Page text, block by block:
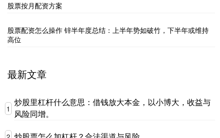
股票按月配资方案
股票配资怎么操作 锌半年度总结：上半年势如破竹，下半年或维持
高位
最新文章
1
炒股里杠杆什么意思：借钱放大本金，以小博大，收益与
风险同增。